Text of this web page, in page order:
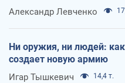
Александр Левченко
Ни оружия, ни людей:
создает новую армию
Игар Тышкевич 14,4 т.